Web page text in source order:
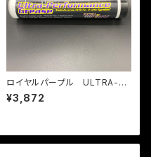
ロイヤルパープル ULTRA-PE
RFORMANCE GREASE
¥3,872